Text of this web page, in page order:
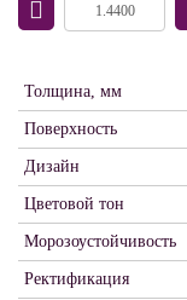
Толщина, мм
Поверхность
Дизайн
Цветовой тон
Морозоустойчивость
Ректификация